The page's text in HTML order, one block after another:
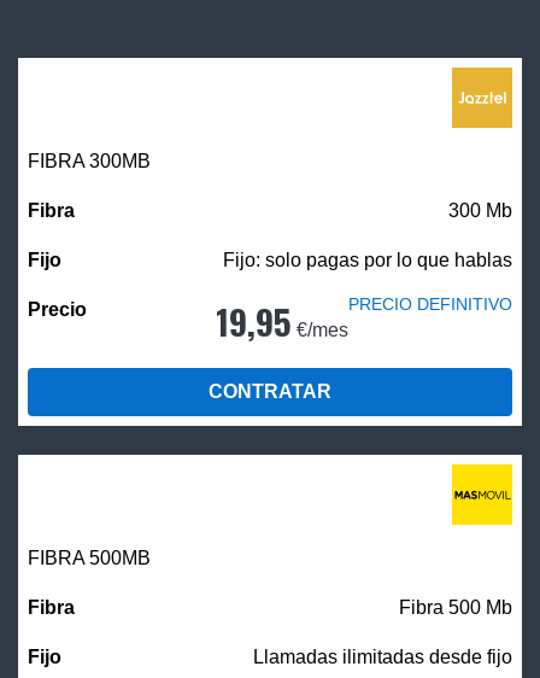
FIBRA 300MB
300 Mb
Fijo: solo pagas por lo que hablas
19,95 €/mes
PRECIO DEFINITIVO
CONTRATAR
FIBRA500MB
Fibra 500 Mb
Llamadas ilimitadas desde fijo